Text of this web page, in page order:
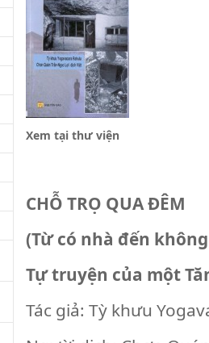
Xem tại thư viện
CHỖ TRỌ QUA ĐÊM
(Từ có nhà đến
Tự truyện của một
Tác giả: Tỳ khưu